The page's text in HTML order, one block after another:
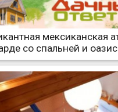
мексиканская
со спальней и